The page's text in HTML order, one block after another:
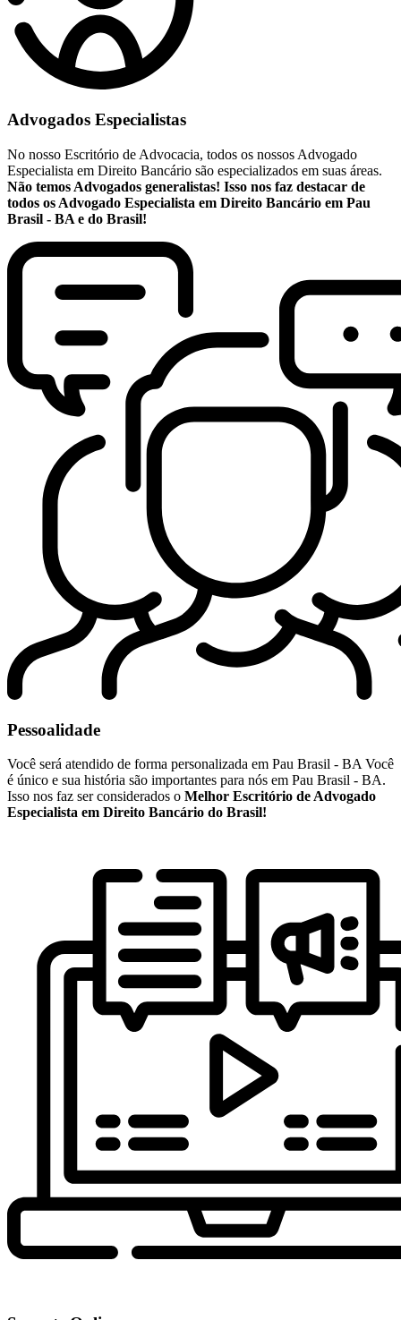
Advogados Especialistas
No nosso Escritório de Advocacia, todos os nossos Advogado
Especialista em Direito Bancário são especializados em suas áreas.
Não temos Advogados generalistas! Isso nos faz destacar de
todos os Advogado Especialista em Direito Bancário em Pau
Brasil - BA e do Brasil!
Pessoalidade
Você será atendido de forma personalizada em Pau Brasil - BA Você
é único e sua história são importantes para nós em Pau Brasil - BA.
Isso nos faz ser considerados o Melhor Escritório de Advogado
Especialista em Direito Bancário do Brasil!